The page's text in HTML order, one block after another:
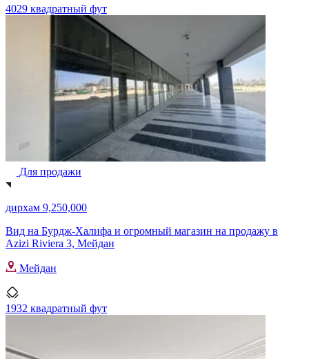
4029 квадратный фут
Для продажи
дирхам 9,250,000
Вид на Бурдж-Халифа и огромный магазин на продажу в
Azizi Riviera 3, Мейдан
Мейдан
1932 квадратный фут